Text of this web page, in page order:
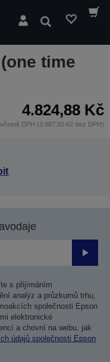
Hledat
time
4.824,88 Kč
včetně DPH (3.987,50 Kč bez DPH)
s přijímáním
analýz a průzkumů trhu,
společnosti Epson
elektronické
a chovní na webu, jak
údajů společnosti Epson